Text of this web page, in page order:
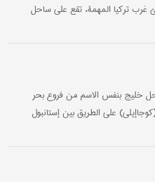
غرب تركيا المهمة، تقع علی ساحل
خليج بنفس الاسم من فروع بحر
علی الطريق بين إستانبول